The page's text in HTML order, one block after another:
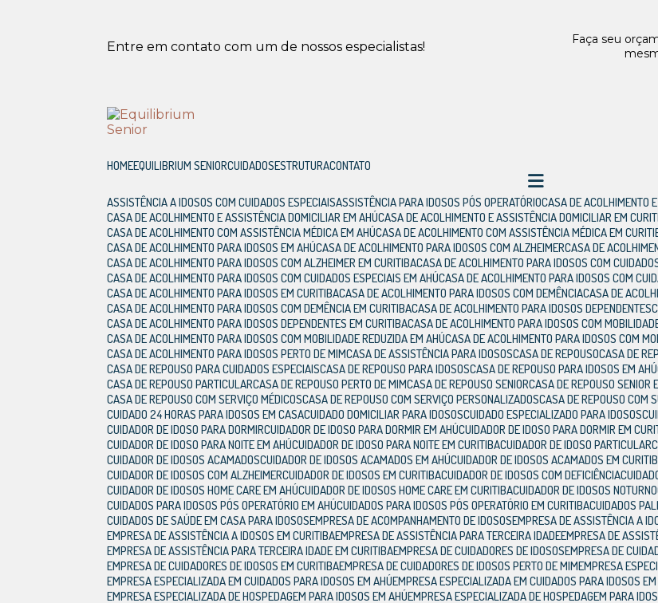
Entre em contato com um de nossos especialistas!
Faça seu
HOME EQUILIBRIUM SENIOR CUIDADOS ESTRUTURA CONTATO
ASSISTÊNCIA A IDOSOS COM CUIDADOS ESPECIAIS ASSISTÊNCIA PARA IDOSOS PÓS OPERATÓRIO CASA DE ACOLHIMENTO
CASA DE ACOLHIMENTO E ASSISTÊNCIA DOMICILIAR EM AHÚ CASA DE ACOLHIMENTO E ASSISTÊNCIA DOMICILIAR EM
CASA DE ACOLHIMENTO COM ASSISTÊNCIA MÉDICA EM AHÚ CASA DE ACOLHIMENTO COM ASSISTÊNCIA MÉDICA EM
CASA DE ACOLHIMENTO PARA IDOSOS EM AHÚ CASA DE ACOLHIMENTO PARA IDOSOS COM ALZHEIMER CASA DE
CASA DE ACOLHIMENTO PARA IDOSOS COM ALZHEIMER EM CURITIBA CASA DE ACOLHIMENTO PARA IDOSOS COM
CASA DE ACOLHIMENTO PARA IDOSOS COM CUIDADOS ESPECIAIS EM AHÚ CASA DE ACOLHIMENTO PARA IDOSOS COM
CASA DE ACOLHIMENTO PARA IDOSOS EM CURITIBA CASA DE ACOLHIMENTO PARA IDOSOS COM DEMÊNCIA CASA DE
CASA DE ACOLHIMENTO PARA IDOSOS COM DEMÊNCIA EM CURITIBA CASA DE ACOLHIMENTO PARA IDOSOS DEPENDENTES
CASA DE ACOLHIMENTO PARA IDOSOS DEPENDENTES EM CURITIBA CASA DE ACOLHIMENTO PARA IDOSOS COM
CASA DE ACOLHIMENTO PARA IDOSOS COM MOBILIDADE REDUZIDA EM AHÚ CASA DE ACOLHIMENTO PARA IDOSOS COM
CASA DE ACOLHIMENTO PARA IDOSOS PERTO DE MIM CASA DE ASSISTÊNCIA PARA IDOSOS CASA DE REPOUSO CASA DE
CASA DE REPOUSO PARA CUIDADOS ESPECIAIS CASA DE REPOUSO PARA IDOSOS CASA DE REPOUSO PARA IDOSOS EM AHÚ
CASA DE REPOUSO PARTICULAR CASA DE REPOUSO PERTO DE MIM CASA DE REPOUSO SENIOR CASA DE REPOUSO SENIOR
CASA DE REPOUSO COM SERVIÇO MÉDICOS CASA DE REPOUSO COM SERVIÇO PERSONALIZADOS CASA DE REPOUSO COM
CUIDADO 24 HORAS PARA IDOSOS EM CASA CUIDADO DOMICILIAR PARA IDOSOS CUIDADO ESPECIALIZADO PARA IDOSOS
CUIDADOR DE IDOSO PARA DORMIR CUIDADOR DE IDOSO PARA DORMIR EM AHÚ CUIDADOR DE IDOSO PARA DORMIR EM
CUIDADOR DE IDOSO PARA NOITE EM AHÚ CUIDADOR DE IDOSO PARA NOITE EM CURITIBA CUIDADOR DE IDOSO PARTICULAR
CUIDADOR DE IDOSOS ACAMADOS CUIDADOR DE IDOSOS ACAMADOS EM AHÚ CUIDADOR DE IDOSOS ACAMADOS EM
CUIDADOR DE IDOSOS COM ALZHEIMER CUIDADOR DE IDOSOS EM CURITIBA CUIDADOR DE IDOSOS COM DEFICIÊNCIA
CUIDADOR DE IDOSOS HOME CARE EM AHÚ CUIDADOR DE IDOSOS HOME CARE EM CURITIBA CUIDADOR DE IDOSOS NOTURNO
CUIDADOS PARA IDOSOS PÓS OPERATÓRIO EM AHÚ CUIDADOS PARA IDOSOS PÓS OPERATÓRIO EM CURITIBA CUIDADOS
CUIDADOS DE SAÚDE EM CASA PARA IDOSOS EMPRESA DE ACOMPANHAMENTO DE IDOSOS EMPRESA DE ASSISTÊNCIA A
EMPRESA DE ASSISTÊNCIA A IDOSOS EM CURITIBA EMPRESA DE ASSISTÊNCIA PARA TERCEIRA IDADE EMPRESA DE
EMPRESA DE ASSISTÊNCIA PARA TERCEIRA IDADE EM CURITIBA EMPRESA DE CUIDADORES DE IDOSOS EMPRESA DE
EMPRESA DE CUIDADORES DE IDOSOS EM CURITIBA EMPRESA DE CUIDADORES DE IDOSOS PERTO DE MIM EMPRESA
EMPRESA ESPECIALIZADA EM CUIDADOS PARA IDOSOS EM AHÚ EMPRESA ESPECIALIZADA EM CUIDADOS PARA IDOSOS
EMPRESA ESPECIALIZADA DE HOSPEDAGEM PARA IDOSOS EM AHÚ EMPRESA ESPECIALIZADA DE HOSPEDAGEM PARA